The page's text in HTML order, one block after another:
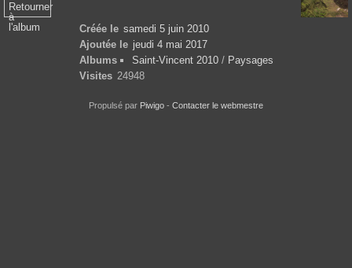
Retourner
à
l'album
Créée le samedi 5 juin 2010
Ajoutée le jeudi 4 mai 2017
Albums
Saint-Vincent 2010 / Paysages
Visites 24948
Propulsé par Piwigo - Contacter le webmestre